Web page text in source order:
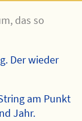
das so
Der wieder
am Punkt
Jahr.